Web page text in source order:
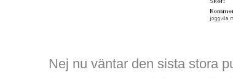
Nej nu väntar den sista stora